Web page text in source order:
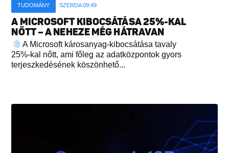
TUDOMÁNY SZERDA 09:49
A MICROSOFT KIBOCSÁTÁSA 25%-KAL
NŐTT – A NEHEZE MÉG HÁTRAVAN
A Microsoft károsanyag-kibocsátása tavaly
25%-kal nőtt, ami főleg az adatközpontok gyors
terjeszkedésének köszönhető...